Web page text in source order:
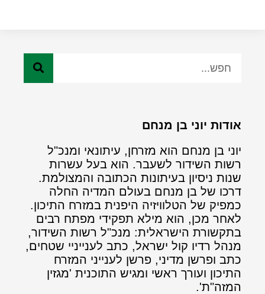
אודות יוני בן מנחם
יוני בן מנחם הוא מזרחן, עיתונאי ומנכ"ל
רשות השידור לשעבר. הוא בעל עשרות
שנות ניסיון בעיתונות הכתובה והמצולמת.
דרכו של בן מנחם בעולם המדיה החלה
כמפיק של הטלוויזיה היפנית במזרח התיכון.
לאחר מכן, הוא מילא תפקידי מפתח רבים
בתקשורת הישראלית: מנכ"ל רשות השידור,
מנהל רדיו קול ישראל, כתב לענייניי שטחים,
כתב ופרשן מדיני, פרשן לענייני המזרח
התיכון ועורך ראשי ומגיש התוכנית 'מגזין
המזה"ת'.